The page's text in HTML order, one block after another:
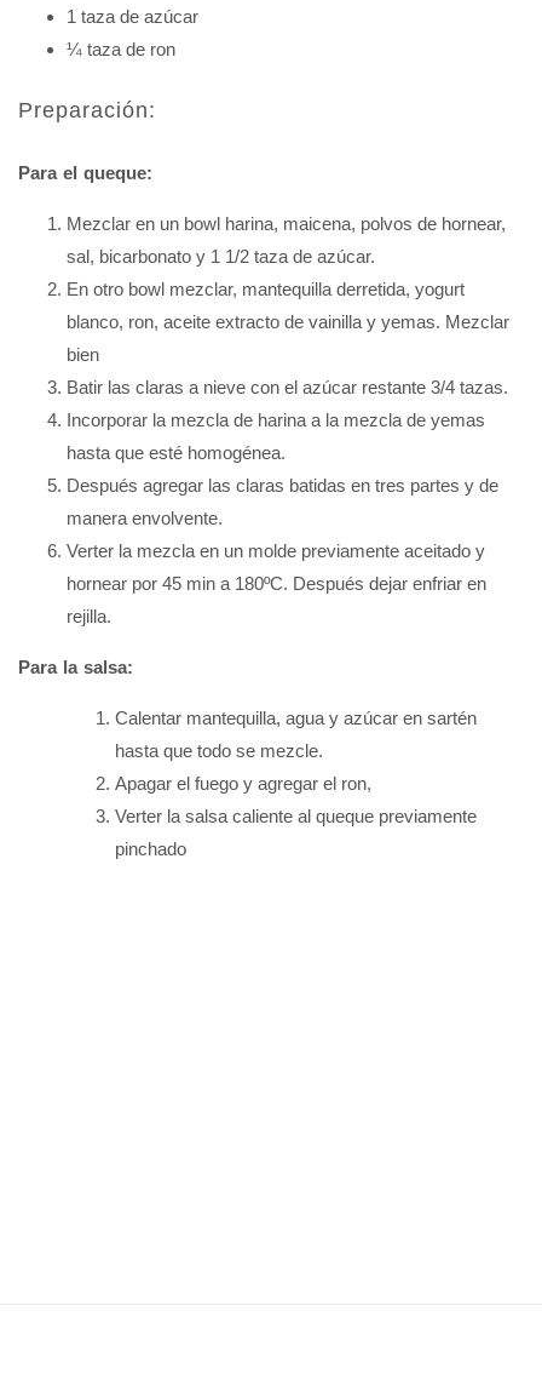
1 taza de azúcar
¼ taza de ron
Preparación:
Para el queque:
Mezclar en un bowl harina, maicena, polvos de hornear,
sal, bicarbonato y 1 1/2 taza de azúcar.
En otro bowl mezclar, mantequilla derretida, yogurt
blanco, ron, aceite extracto de vainilla y yemas. Mezclar
bien
Batir las claras a nieve con el azúcar restante 3/4 tazas.
Incorporar la mezcla de harina a la mezcla de yemas
hasta que esté homogénea.
Después agregar las claras batidas en tres partes y de
manera envolvente.
Verter la mezcla en un molde previamente aceitado y
hornear por 45 min a 180ºC. Después dejar enfriar en
rejilla.
Para la salsa:
Calentar mantequilla, agua y azúcar en sartén
hasta que todo se mezcle.
Apagar el fuego y agregar el ron,
Verter la salsa caliente al queque previamente
pinchado